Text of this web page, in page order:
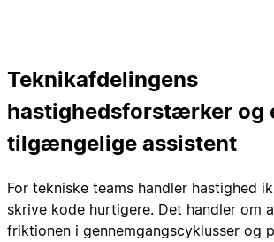
Teknikafdelingens
hastighedsforstærker og
tilgængelige assistent
For tekniske teams handler hastighed
skrive kode hurtigere. Det handler om
friktionen i gennemgangscyklusser og